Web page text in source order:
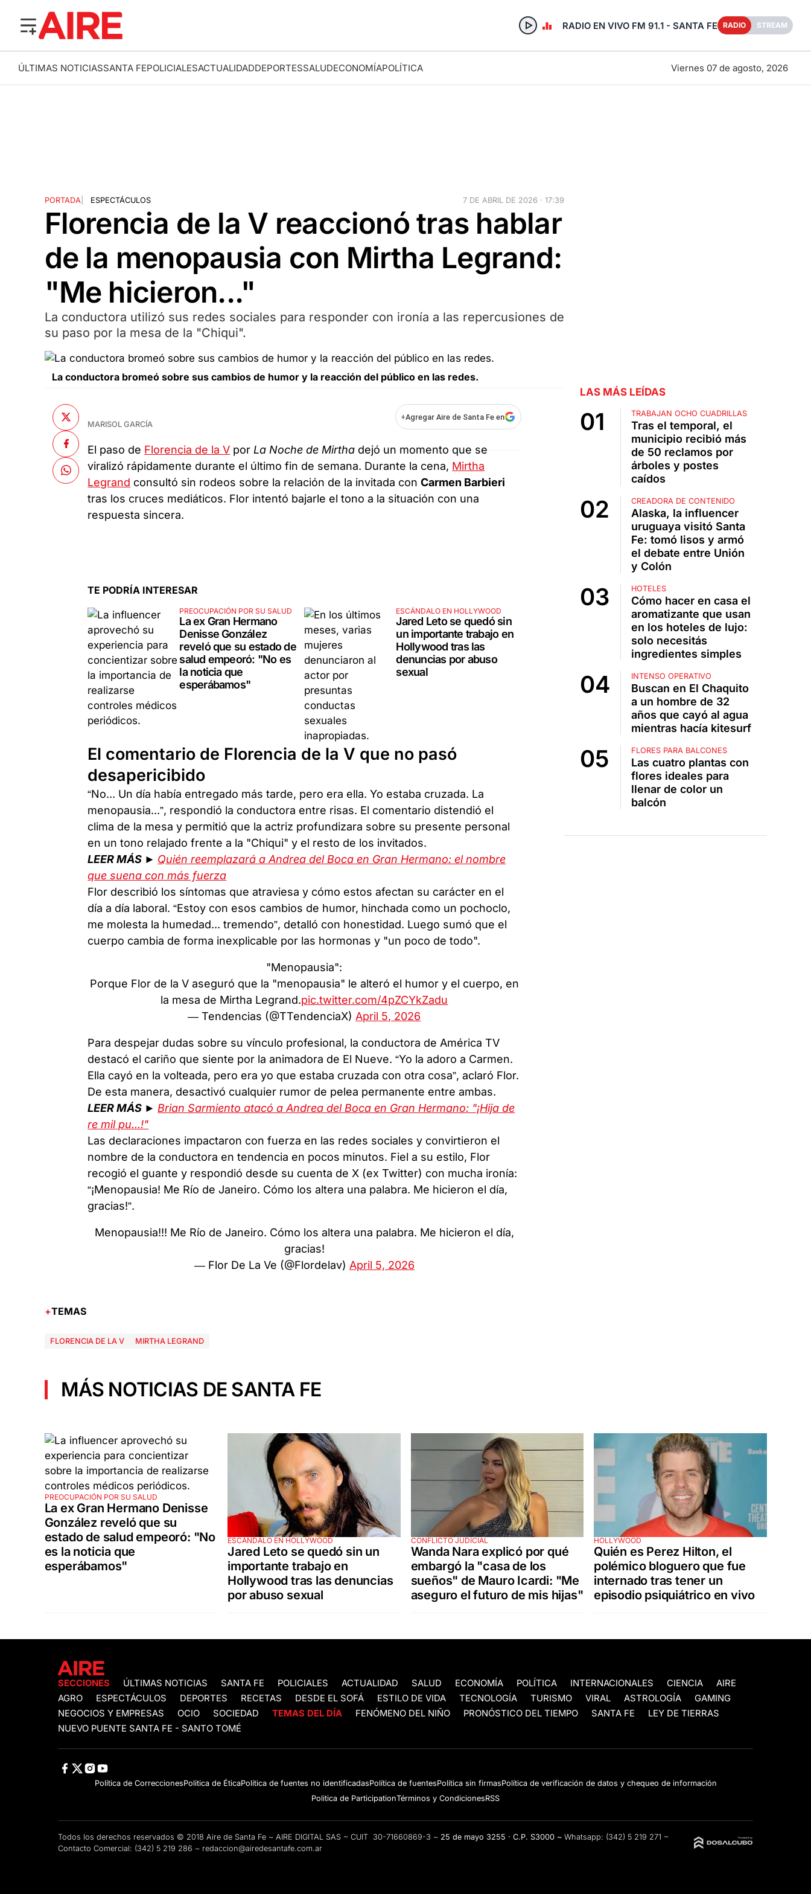
RADIO EN VIVO FM 91.1 - SANTA FE RADIO STREAM
ÚLTIMAS NOTICIASSANTA FEPOLICIALESACTUALIDADDEPORTESSALUDECONOMÍAPOLÍTICA Viernes 07 de agosto, 2026
PORTADA| ESPECTÁCULOS 7 DE ABRIL DE 2026 · 17:39
Florencia de la V reaccionó tras hablar
de la menopausia con Mirtha Legrand:
"Me hicieron..."
La conductora utilizó sus redes sociales para responder con ironía a las repercusiones de
su paso por la mesa de la "Chiqui".
La conductora bromeó sobre sus cambios de humor y la reacción del público en las redes.
MARISOL GARCÍA
+Agregar Aire de Santa Fe en
El paso de Florencia de la V porLa Noche de Mirtha dejó un momento que se
viralizó rápidamente durante el último fin de semana. Durante la cena, Mirtha
Legrand consultó sin rodeos sobre la relación de la invitada conCarmen Barbieri
tras los cruces mediáticos. Flor intentó bajarle el tono a la situación con una
respuesta sincera.
TE PODRÍA INTERESAR
PREOCUPACIÓN POR SU SALUD
La ex Gran Hermano
Denisse González
reveló que su estado de
salud empeoró: "No es
la noticia que
esperábamos"
ESCÁNDALO EN HOLLYWOOD
Jared Leto se quedó sin
un importante trabajo en
Hollywood tras las
denuncias por abuso
sexual
El comentario de Florencia de la V que no pasó
desapericibido
“No... Un día había entregado más tarde, pero era ella. Yo estaba cruzada. La
menopausia...”, respondió la conductora entre risas. El comentario distendió el
clima de la mesa y permitió que la actriz profundizara sobre su presente personal
en un tono relajado frente a la "Chiqui" y el resto de los invitados.
LEER MÁS ► Quién reemplazará a Andrea del Boca en Gran Hermano: el nombre
que suena con más fuerza
Flor describió los síntomas que atraviesa y cómo estos afectan su carácter en el
día a día laboral. “Estoy con esos cambios de humor, hinchada como un pochoclo,
me molesta la humedad... tremendo”, detalló con honestidad. Luego sumó que el
cuerpo cambia de forma inexplicable por las hormonas y "un poco de todo".
"Menopausia":
Porque Flor de la V aseguró que la "menopausia" le alteró el humor y el cuerpo, en
la mesa de Mirtha Legrand.pic.twitter.com/4pZCYkZadu
— Tendencias (@TTendenciaX) April 5, 2026
Para despejar dudas sobre su vínculo profesional, la conductora de América TV
destacó el cariño que siente por la animadora de El Nueve. “Yo la adoro a Carmen.
Ella cayó en la volteada, pero era yo que estaba cruzada con otra cosa”, aclaró Flor.
De esta manera, desactivó cualquier rumor de pelea permanente entre ambas.
LEER MÁS ► Brian Sarmiento atacó a Andrea del Boca en Gran Hermano: "¡Hija de
re mil pu...!"
Las declaraciones impactaron con fuerza en las redes sociales y convirtieron el
nombre de la conductora en tendencia en pocos minutos. Fiel a su estilo, Flor
recogió el guante y respondió desde su cuenta de X (ex Twitter) con mucha ironía:
“¡Menopausia! Me Río de Janeiro. Cómo los altera una palabra. Me hicieron el día,
gracias!”.
Menopausia!!! Me Río de Janeiro. Cómo los altera una palabra. Me hicieron el día,
gracias!
— Flor De La Ve (@Flordelav) April 5, 2026
LAS MÁS LEÍDAS
TRABAJAN OCHO CUADRILLAS
Tras el temporal, el
municipio recibió más
de 50 reclamos por
árboles y postes
caídos
CREADORA DE CONTENIDO
Alaska, la influencer
uruguaya visitó Santa
Fe: tomó lisos y armó
el debate entre Unión
y Colón
HOTELES
Cómo hacer en casa el
aromatizante que usan
en los hoteles de lujo:
solo necesitás
ingredientes simples
INTENSO OPERATIVO
Buscan en El Chaquito
a un hombre de 32
años que cayó al agua
mientras hacía kitesurf
FLORES PARA BALCONES
Las cuatro plantas con
flores ideales para
llenar de color un
balcón
TEMAS
FLORENCIA DE LA V MIRTHA LEGRAND
MÁS NOTICIAS DE SANTA FE
PREOCUPACIÓN POR SU SALUD
La ex Gran Hermano Denisse
González reveló que su
estado de salud empeoró: "No
es la noticia que
esperábamos"
ESCÁNDALO EN HOLLYWOOD
Jared Leto se quedó sin un
importante trabajo en
Hollywood tras las denuncias
por abuso sexual
CONFLICTO JUDICIAL
Wanda Nara explicó por qué
embargó la "casa de los
sueños" de Mauro Icardi: "Me
aseguro el futuro de mis hijas"
HOLLYWOOD
Quién es Perez Hilton, el
polémico bloguero que fue
internado tras tener un
episodio psiquiátrico en vivo
SECCIONES ÚLTIMAS NOTICIAS SANTA FE POLICIALES ACTUALIDAD SALUD ECONOMÍA POLÍTICA INTERNACIONALES CIENCIA
AIRE
AGRO
ESPECTÁCULOS DEPORTES RECETAS DESDE EL SOFÁ ESTILO DE VIDA TECNOLOGÍA TURISMO VIRAL ASTROLOGÍA
GAMING
NEGOCIOS Y EMPRESAS
OCIO SOCIEDAD TEMAS DEL DÍA FENÓMENO DEL NIÑO PRONÓSTICO DEL TIEMPO SANTA FE
LEY DE TIERRAS
NUEVO PUENTE SANTA FE - SANTO TOMÉ
Política de CorreccionesPolitica de ÉticaPolítica de fuentes no identificadasPolítica de fuentesPolítica sin firmasPolítica de verificación de datos y chequeo de información
Politica de ParticipationTérminos y CondicionesRSS
Todos los derechos reservados © 2018 Aire de Santa Fe ~ AIRE DIGITAL SAS ~ CUIT 30-71660869-3 ~ 25 de mayo 3255 · C.P. S3000 ~ Whatsapp: (342) 5 219 271 ~
Contacto Comercial: (342) 5 219 286 ~ redaccion@airedesantafe.com.ar